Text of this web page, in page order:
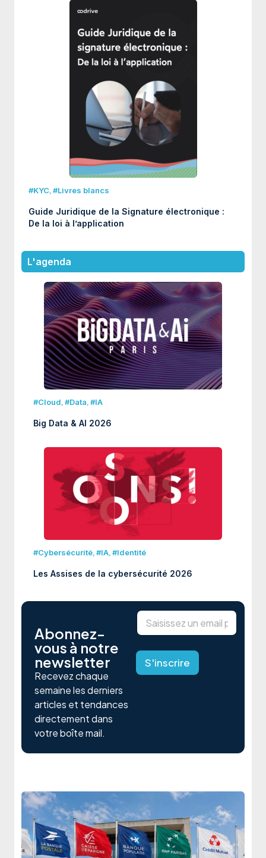
#KYC,#Livres blancs
Guide Juridique de la Signature électronique :
De la loi à l’application
L'agenda
#Cloud,#Data,#IA
Big Data & AI 2026
#Cybersécurité,#IA,#Identité
Les Assises de la cybersécurité 2026
Abonnez-
vous à notre
newsletter
Recevez chaque
semaine les derniers
articles et tendances
directement dans
votre boîte mail.
*
E
m
i
E
m
a
l
S'inscrire